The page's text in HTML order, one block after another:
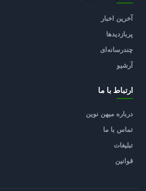
آخرین اخبار
پربازدیدها
چندرسانه‌ای
آرشیو
ارتباط با ما
درباره میهن نوین
تماس با ما
تبلیغات
قوانین